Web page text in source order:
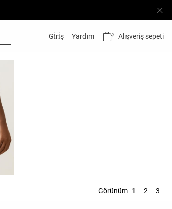
Gi̇ri̇ş Yardım Alışveriş sepeti
Tanga
Görünüm 1 2 3